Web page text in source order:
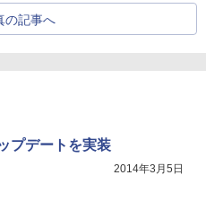
の記事へ
プデートを実装
2014年3月5日